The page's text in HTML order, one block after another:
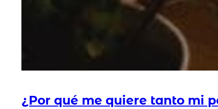
¿Por qué me quiere tanto mi